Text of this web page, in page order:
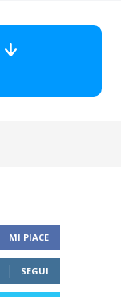
MI PIACE
SEGUI